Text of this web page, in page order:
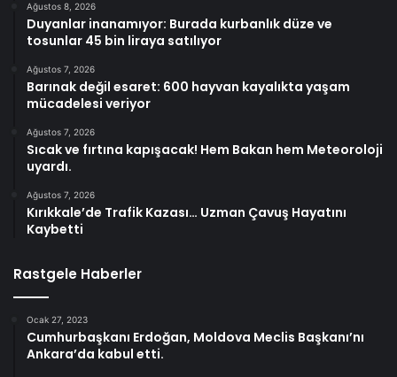
Ağustos 8, 2026
Duyanlar inanamıyor: Burada kurbanlık düze ve
tosunlar 45 bin liraya satılıyor
Ağustos 7, 2026
Barınak değil esaret: 600 hayvan kayalıkta yaşam
mücadelesi veriyor
Ağustos 7, 2026
Sıcak ve fırtına kapışacak! Hem Bakan hem Meteoroloji
uyardı.
Ağustos 7, 2026
Kırıkkale’de Trafik Kazası… Uzman Çavuş Hayatını
Kaybetti
Rastgele Haberler
Ocak 27, 2023
Cumhurbaşkanı Erdoğan, Moldova Meclis Başkanı’nı
Ankara’da kabul etti.